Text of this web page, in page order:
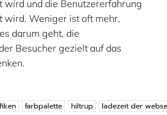
wird und die Benutzererfahrung
wird. Weniger ist oft mehr,
darum geht, die
Besucher gezielt auf das
farbpalette hiltrup ladezeit der